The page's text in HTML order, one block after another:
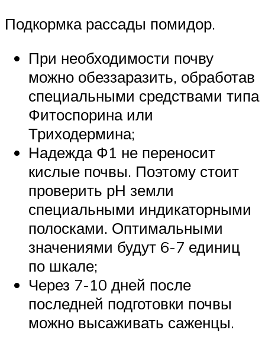
Подкормка рассады помидор.
При необходимости почву
можно обеззаразить, обработав
специальными средствами типа
Фитоспорина или
Триходермина;
Надежда Ф1 не переносит
кислые почвы. Поэтому стоит
проверить рН земли
специальными индикаторными
полосками. Оптимальными
значениями будут 6-7 единиц
по шкале;
Через 7-10 дней после
последней подготовки почвы
можно высаживать саженцы.